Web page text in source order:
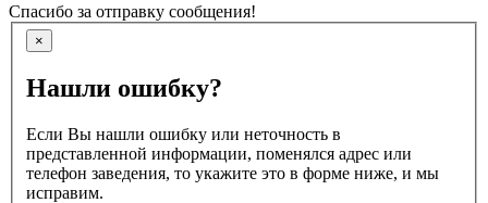
Спасибо за отправку сообщения!
×
Нашли ошибку?
Если Вы нашли ошибку или неточность в
представленной информации, поменялся адрес или
телефон заведения, то укажите это в форме ниже, и мы
исправим.